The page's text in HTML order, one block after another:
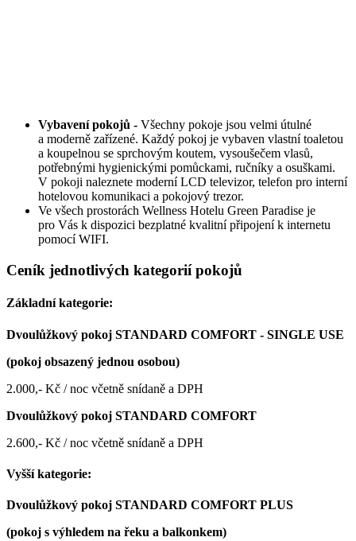
Vybavení pokojů - Všechny pokoje jsou velmi útulné
a moderně zařízené. Každý pokoj je vybaven vlastní toaletou
a koupelnou se sprchovým koutem, vysoušečem vlasů,
potřebnými hygienickými pomůckami, ručníky a osuškami.
V pokoji naleznete moderní LCD televizor, telefon pro interní
hotelovou komunikaci a pokojový trezor.
Ve všech prostorách Wellness Hotelu Green Paradise je
pro Vás k dispozici bezplatné kvalitní připojení k internetu
pomocí WIFI.
Ceník jednotlivých kategorií pokojů
Základní kategorie:
Dvoulůžkový pokoj STANDARD COMFORT - SINGLE USE
(pokoj obsazený jednou osobou)
2.000,- Kč / noc včetně snídaně a DPH
Dvoulůžkový pokoj STANDARD COMFORT
2.600,- Kč / noc včetně snídaně a DPH
Vyšší kategorie:
Dvoulůžkový pokoj STANDARD COMFORT PLUS
(pokoj s výhledem na řeku a balkonkem)